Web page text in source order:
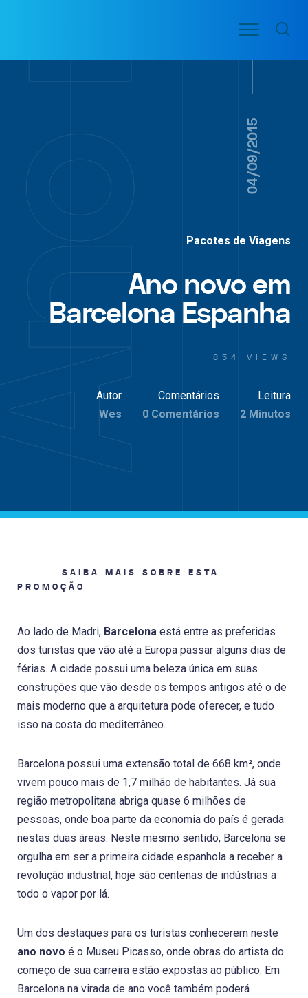
conteúdo
VOO
AÉREAS
Menu
04/09/2015
Pacotes de Viagens
Ano novo em
Barcelona Espanha
854 VIEWS
Autor
Wes
Comentários
0 Comentários
Leitura
2 Minutos
SAIBA MAIS SOBRE ESTA
PROMOÇÃO
Ao lado de Madri, Barcelona está entre as preferidas
dos turistas que vão até a Europa passar alguns dias de
férias. A cidade possui uma beleza única em suas
construções que vão desde os tempos antigos até o de
mais moderno que a arquitetura pode oferecer, e tudo
isso na costa do mediterrâneo.
Barcelona possui uma extensão total de 668 km², onde
vivem pouco mais de 1,7 milhão de habitantes. Já sua
região metropolitana abriga quase 6 milhões de
pessoas, onde boa parte da economia do país é gerada
nestas duas áreas. Neste mesmo sentido, Barcelona se
orgulha em ser a primeira cidade espanhola a receber a
revolução industrial, hoje são centenas de indústrias a
todo o vapor por lá.
Um dos destaques para os turistas conhecerem neste
ano novo é o Museu Picasso, onde obras do artista do
começo de sua carreira estão expostas ao público. Em
Barcelona na virada de ano você também poderá